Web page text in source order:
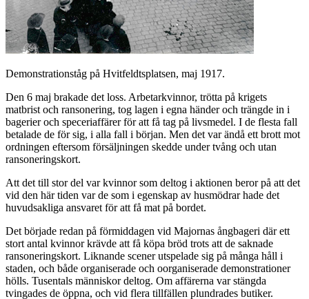
Demonstrationståg på Hvitfeldtsplatsen, maj 1917.
Den 6 maj brakade det loss. Arbetarkvinnor, trötta på krigets
matbrist och ransonering, tog lagen i egna händer och trängde in i
bagerier och speceriaffärer för att få tag på livsmedel. I de flesta fall
betalade de för sig, i alla fall i början. Men det var ändå ett brott mot
ordningen eftersom försäljningen skedde under tvång och utan
ransoneringskort.
Att det till stor del var kvinnor som deltog i aktionen beror på att det
vid den här tiden var de som i egenskap av husmödrar hade det
huvudsakliga ansvaret för att få mat på bordet.
Det började redan på förmiddagen vid Majornas ångbageri där ett
stort antal kvinnor krävde att få köpa bröd trots att de saknade
ransoneringskort. Liknande scener utspelade sig på många håll i
staden, och både organiserade och oorganiserade demonstrationer
hölls. Tusentals människor deltog. Om affärerna var stängda
tvingades de öppna, och vid flera tillfällen plundrades butiker.